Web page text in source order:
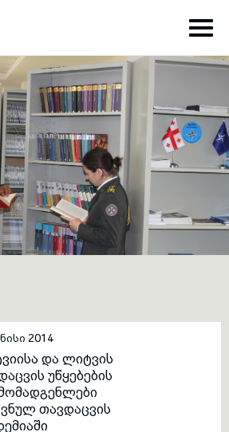
toggle submenu
toggle submenu
toggle submenu
2014
და ლიტვის
უწყებების
თავდაცვის